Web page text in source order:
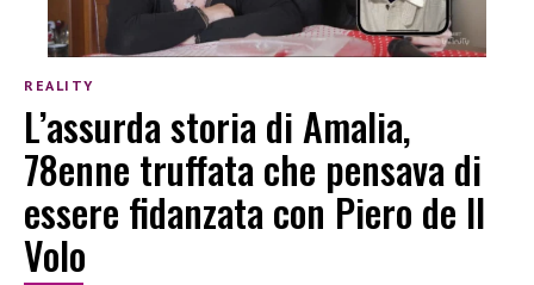
REALITY
L’assurda storia di Amalia,
78enne truffata che pensava di
essere fidanzata con Piero de Il
Volo